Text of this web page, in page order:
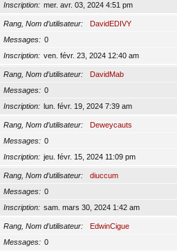
Inscription
mer. avr. 03, 2024 4:51 pm
Rang, Nom d’utilisateur
DavidEDIVY
Messages
0
Inscription
ven. févr. 23, 2024 12:40 am
Rang, Nom d’utilisateur
DavidMab
Messages
0
Inscription
lun. févr. 19, 2024 7:39 am
Rang, Nom d’utilisateur
Deweycauts
Messages
0
Inscription
jeu. févr. 15, 2024 11:09 pm
Rang, Nom d’utilisateur
diuccum
Messages
0
Inscription
sam. mars 30, 2024 1:42 am
Rang, Nom d’utilisateur
EdwinCigue
Messages
0